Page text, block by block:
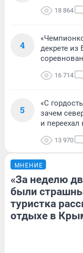
18 864
4
декрете из
16 714
5
«С
зачем
и переехал
13 970
МНЕНИЕ
«За неделю
были
туристка
отдыхе в